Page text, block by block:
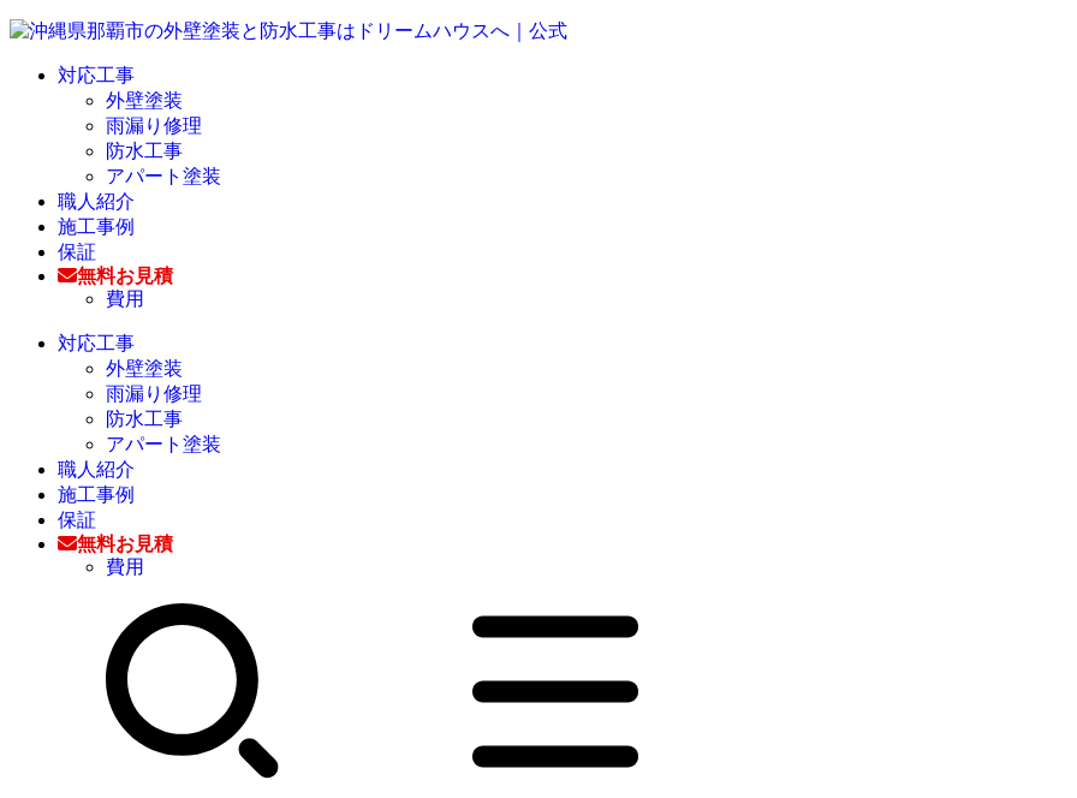
対応工事
外壁塗装
雨漏り修理
防水工事
アパート塗装
職人紹介
施工事例
保証
無料お見積
費用
対応工事
外壁塗装
雨漏り修理
防水工事
アパート塗装
職人紹介
施工事例
保証
無料お見積
費用